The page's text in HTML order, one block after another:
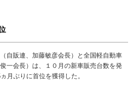
自販連、加藤敏彦会長）と全国軽自動車
一会長）は、１０月の新車販売台数を発
月ぶりに首位を獲得した。